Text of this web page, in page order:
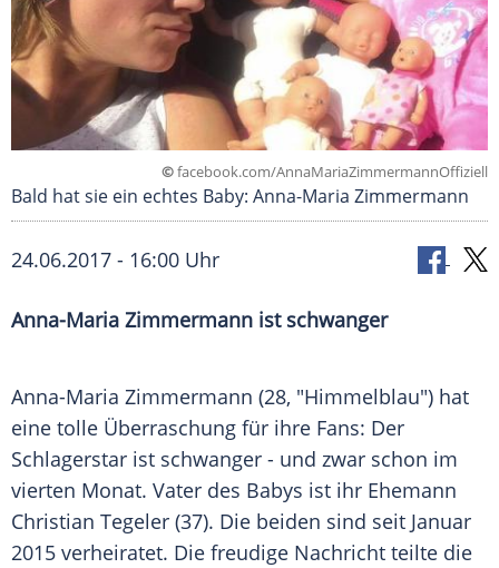
©facebook.com/AnnaMariaZimmermannOffiziell
Bald hat sie ein echtes Baby: Anna-Maria Zimmermann
24.06.2017 - 16:00 Uhr
Anna-Maria Zimmermann ist schwanger
Anna-Maria Zimmermann (28, "Himmelblau") hat
eine tolle Überraschung für ihre Fans: Der
Schlagerstar ist schwanger - und zwar schon im
vierten Monat. Vater des Babys ist ihr Ehemann
Christian Tegeler (37). Die beiden sind seit Januar
2015 verheiratet. Die freudige Nachricht teilte die